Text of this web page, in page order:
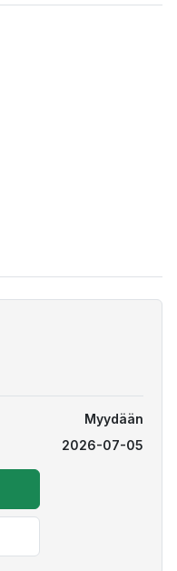
Myydään
2026-07-05